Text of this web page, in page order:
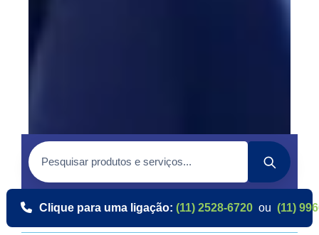
Clique para uma ligação: (11) 2528-6720 ou (11)